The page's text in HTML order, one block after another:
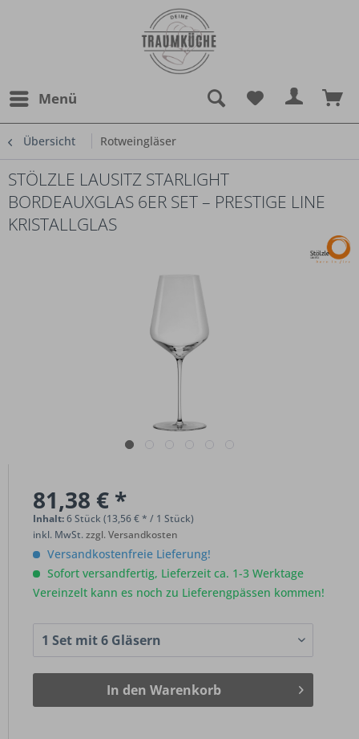
Menü
Übersicht Rotweingläser
STÖLZLE LAUSITZ STARLIGHT
BORDEAUXGLAS 6ER SET – PRESTIGE LINE
KRISTALLGLAS
81,38 € *
Inhalt:6 Stück (13,56 € * / 1 Stück)
inkl. MwSt.zzgl. Versandkosten
Versandkostenfreie Lieferung!
Sofort versandfertig, Lieferzeit ca. 1-3 Werktage
Vereinzelt kann es noch zu Lieferengpässen kommen!
In den Warenkorb